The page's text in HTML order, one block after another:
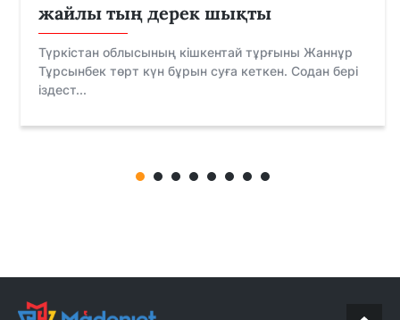
жайлы тың дерек шықты
Түркістан облысының кішкентай тұрғыны Жаннұр
Тұрсынбек төрт күн бұрын суға кеткен. Содан бері
іздест...